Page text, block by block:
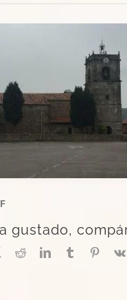
gustado,
X RedditLinkedInTumblr